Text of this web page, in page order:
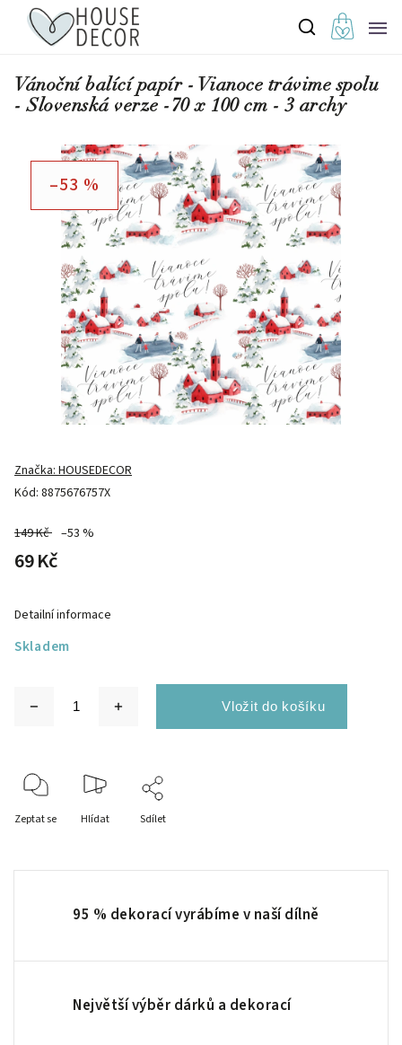
Vánoční balící papír - Vianoce trávime spolu
- Slovenská verze -70 x 100 cm - 3 archy
–53 %
Kód: 8875676757X
Značka:HOUSEDECOR
149 Kč –53 %
69 Kč
Skladem
Detailní informace
Zeptat se Hlídat Sdílet
95 % dekorací vyrábíme v naší dílně
Největší výběr dárků a dekorací